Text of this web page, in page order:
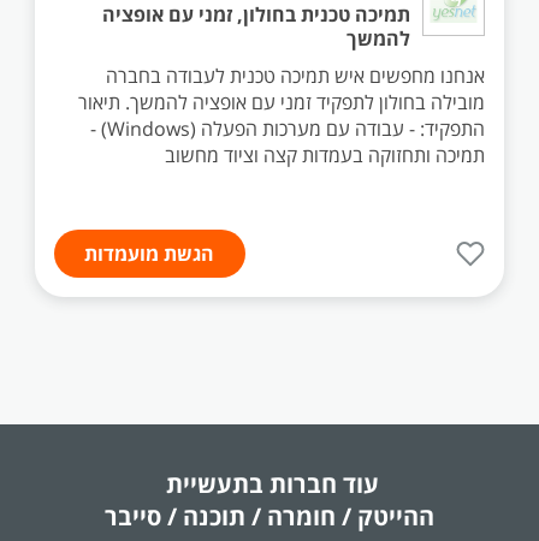
תמיכה טכנית בחולון, זמני עם אופציה
להמשך
אנחנו מחפשים איש תמיכה טכנית לעבודה בחברה
מובילה בחולון לתפקיד זמני עם אופציה להמשך. תיאור
התפקיד: - עבודה עם מערכות הפעלה (Windows) -
תמיכה ותחזוקה בעמדות קצה וציוד מחשוב
הגשת מועמדות
עוד חברות בתעשיית
ההייטק / חומרה / תוכנה / סייבר